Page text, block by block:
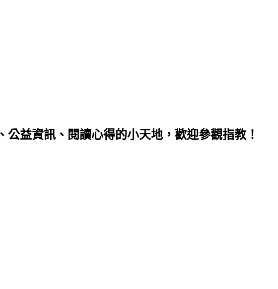
益資訊、閱讀心得的小天地，歡迎參觀指教！